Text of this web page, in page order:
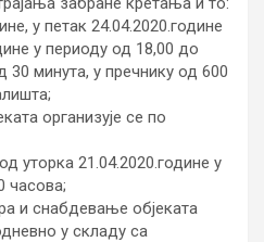
у петак 24.04.2020.године
у периоду од 18,00 до
30 минута, у пречнику од 600
организује се по
уторка 21.04.2020.године у
часова;
и снабдевање објеката
у складу са